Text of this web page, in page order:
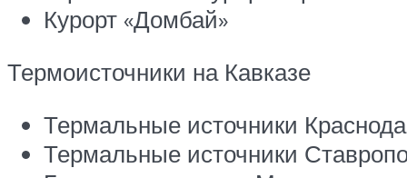
Курорт «Домбай»
Термоисточники на Кавказе
Термальные источники
Термальные источники